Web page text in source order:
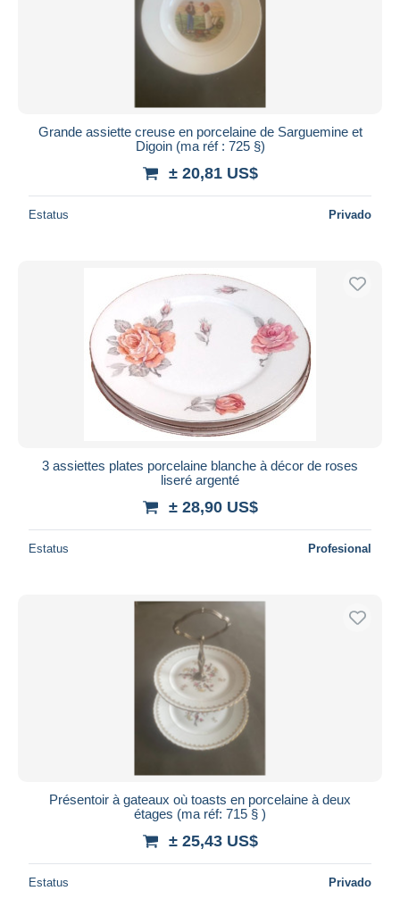
Grande assiette creuse en porcelaine de Sarguemine et
Digoin (ma réf : 725 §)
± 20,81 US$
Estatus Privado
3 assiettes plates porcelaine blanche à décor de roses
liseré argenté
± 28,90 US$
Estatus Profesional
Présentoir à gateaux où toasts en porcelaine à deux
étages (ma réf: 715 § )
± 25,43 US$
Estatus Privado